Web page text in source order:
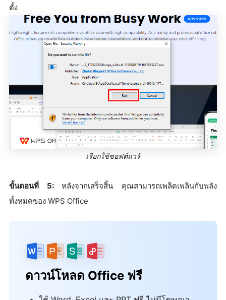
ตั้ง
เรียกใช้ซอฟต์แวร์
ขั้นตอนที่ 5:หลังจากเสร็จสิ้น คุณสามารถเพลิดเพลินกับพลัง
ทั้งหมดของ WPS Office
ดาวน์โหลด Office ฟรี